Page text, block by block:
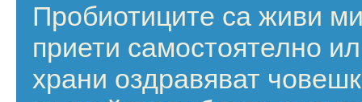
Пробиотиците са живи
приети самостоятелно
храни оздравяват